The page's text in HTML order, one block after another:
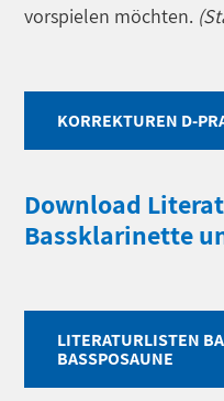
vorspielen möchten.
KORREKTUREN D-
Download
Bassklarinette
LITERATURLISTEN
BASSPOSAUNE